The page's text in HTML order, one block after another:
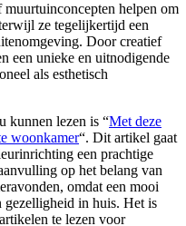
helpen om
ze tegelijkertijd een
Door creatief
een unieke en uitnodigende
als esthetisch
kunnen lezen is “Met deze
woonkamer“. Dit artikel gaat
een prachtige
op het belang van
omdat een mooi
gezelligheid in huis. Het is
te lezen voor